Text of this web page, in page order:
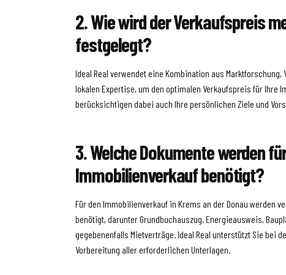
2. Wie wird der Verkaufspreis
festgelegt?
Ideal Real verwendet eine Kombination aus Marktforschung,
lokalen Expertise, um den optimalen Verkaufspreis für Ihre
berücksichtigen dabei auch Ihre persönlichen Ziele und
3. Welche Dokumente werden
Immobilienverkauf benötigt?
Für den Immobilienverkauf in Krems an der Donau werden
benötigt, darunter Grundbuchauszug, Energieausweis,
gegebenenfalls Mietverträge. Ideal Real unterstützt Sie bei
Vorbereitung aller erforderlichen Unterlagen.